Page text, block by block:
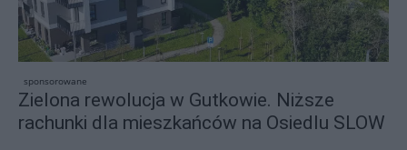
sponsorowane
Zielona rewolucja w Gutkowie. Niższe
rachunki dla mieszkańców na Osiedlu SLOW